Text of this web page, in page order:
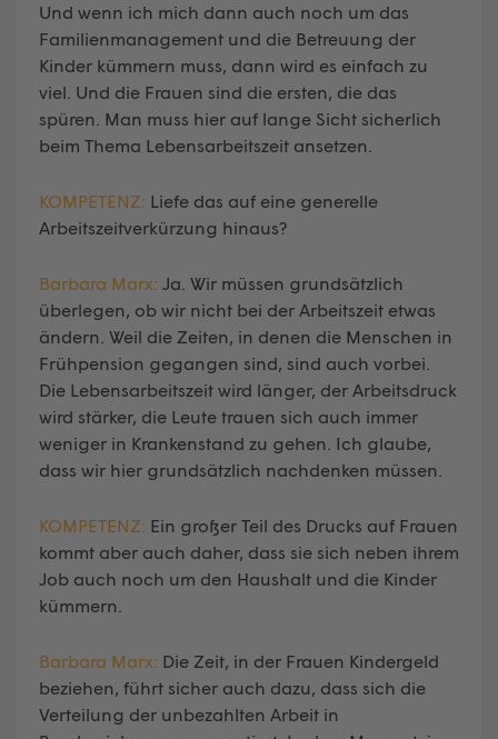
Und wenn ich mich dann auch noch um das
Familienmanagement und die Betreuung der
Kinder kümmern muss, dann wird es einfach zu
viel. Und die Frauen sind die ersten, die das
spüren. Man muss hier auf lange Sicht sicherlich
beim Thema Lebensarbeitszeit ansetzen.
KOMPETENZ: Liefe das auf eine generelle
Arbeitszeitverkürzung hinaus?
Barbara Marx: Ja. Wir müssen grundsätzlich
überlegen, ob wir nicht bei der Arbeitszeit etwas
ändern. Weil die Zeiten, in denen die Menschen in
Frühpension gegangen sind, sind auch vorbei.
Die Lebensarbeitszeit wird länger, der Arbeitsdruck
wird stärker, die Leute trauen sich auch immer
weniger in Krankenstand zu gehen. Ich glaube,
dass wir hier grundsätzlich nachdenken müssen.
KOMPETENZ: Ein großer Teil des Drucks auf Frauen
kommt aber auch daher, dass sie sich neben ihrem
Job auch noch um den Haushalt und die Kinder
kümmern.
Barbara Marx: Die Zeit, in der Frauen Kindergeld
beziehen, führt sicher auch dazu, dass sich die
Verteilung der unbezahlten Arbeit in